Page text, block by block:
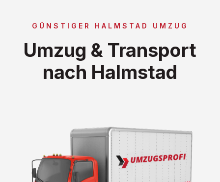
GÜNSTIGER HALMSTAD UMZUG
Umzug & Transport
nach Halmstad